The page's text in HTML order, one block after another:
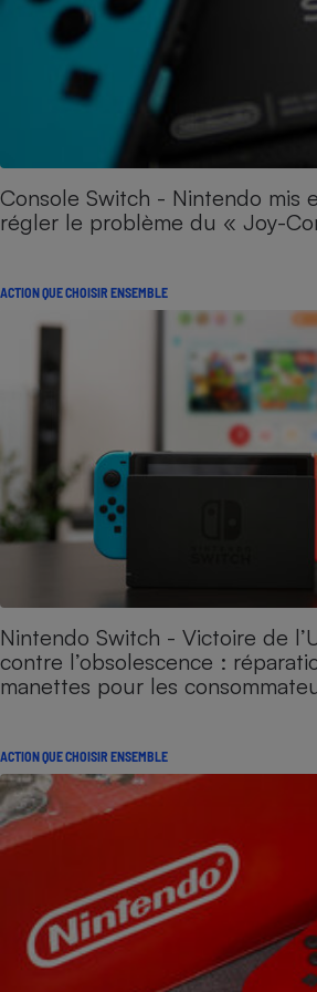
Console Switch - Nintendo mis
régler le problème du « Joy-
ACTION QUE CHOISIR ENSEMBLE
Nintendo Switch - Victoire de
contre l’obsolescence :
manettes pour les
ACTION QUE CHOISIR ENSEMBLE